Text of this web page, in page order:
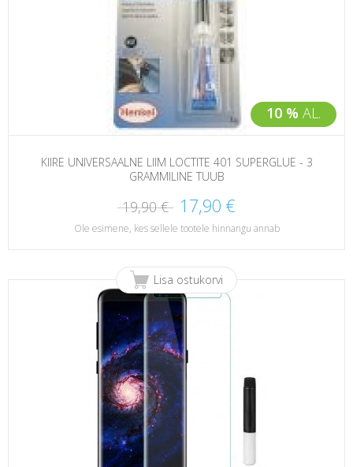
10 % AL.
KIIRE UNIVERSAALNE LIIM LOCTITE 401 SUPERGLUE - 3
GRAMMILINE TUUB
19,90 € 17,90 €
Ole esimene, kes sellele tootele hinnangu annab
Lisa ostukorvi